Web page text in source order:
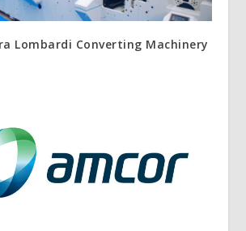
Lombardi Converting Machinery